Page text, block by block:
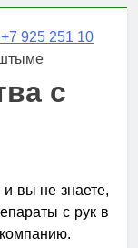
925 251 10
с
и вы не знаете,
с рук в